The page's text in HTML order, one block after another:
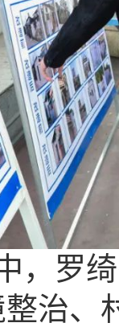
罗绮
治、